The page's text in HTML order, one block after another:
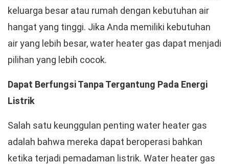
keluarga besar atau rumah dengan kebutuhan air
hangat yang tinggi. Jika Anda memiliki kebutuhan
air yang lebih besar, water heater gas dapat menjadi
pilihan yang lebih cocok.
Dapat Berfungsi Tanpa Tergantung Pada Energi
Listrik
Salah satu keunggulan penting water heater gas
adalah bahwa mereka dapat beroperasi bahkan
ketika terjadi pemadaman listrik. Water heater gas